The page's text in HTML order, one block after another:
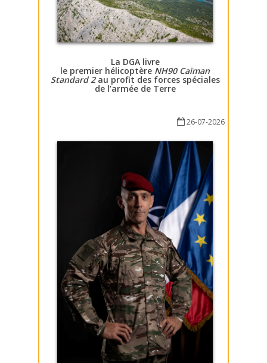
La DGA livre
le premier hélicoptère NH90 Caïman
Standard 2au profit des forces spéciales
de l’armée de Terre
26-07-2026